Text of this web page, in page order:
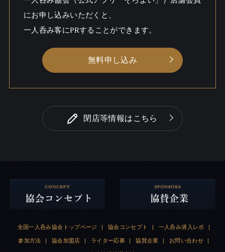
にお申し込みいただくと、
一人呑み客にPRすることができます。
無料申し込み
閉店等情報はこちら
全国一人呑み協会トップページ | 協会コンセプト | 一人呑み潜入レポ |
参加方法 | 協会加盟店 | ライター応募 | 協賛企業 | お問い合わせ |